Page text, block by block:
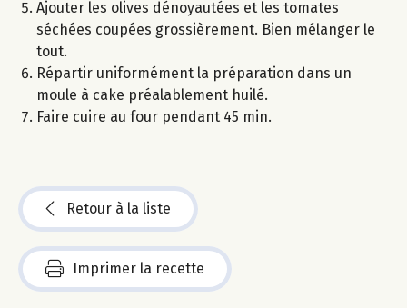
Ajouter les olives dénoyautées et les tomates
séchées coupées grossièrement. Bien mélanger le
tout.
Répartir uniformément la préparation dans un
moule à cake préalablement huilé.
Faire cuire au four pendant 45 min.
Retour à la liste
Imprimer la recette